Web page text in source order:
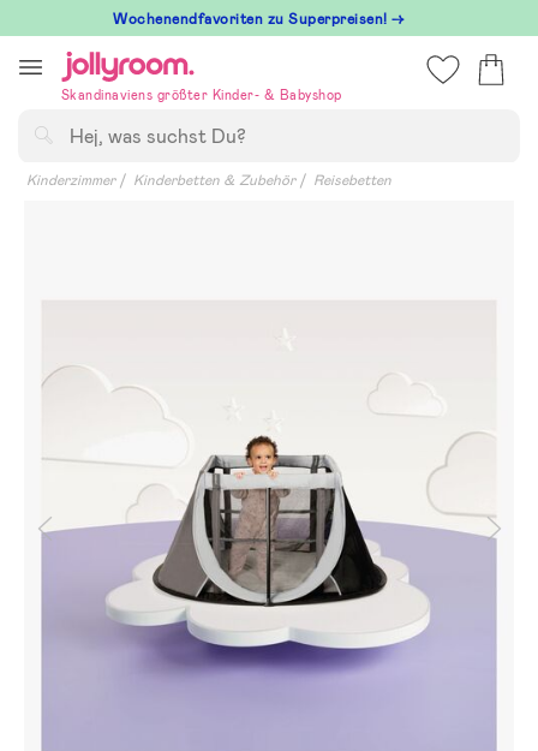
till
innehållet
Wochenendfavoriten zu Superpreisen! →
Skandinaviens größter Kinder- & Babyshop
Kinderzimmer Kinderbetten & Zubehör Reisebetten